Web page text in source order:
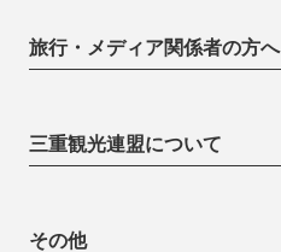
旅行・メディア関係者の方へ
三重観光連盟について
その他